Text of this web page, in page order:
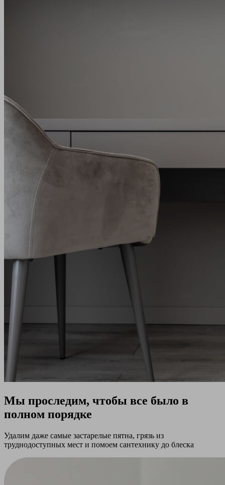
Мы проследим, чтобы все было в
полном порядке
Удалим даже самые застарелые пятна, грязь из
труднодоступных мест и помоем сантехнику до блеска